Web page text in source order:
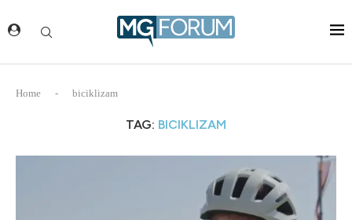
Home - biciklizam
TAG: BICIKLIZAM